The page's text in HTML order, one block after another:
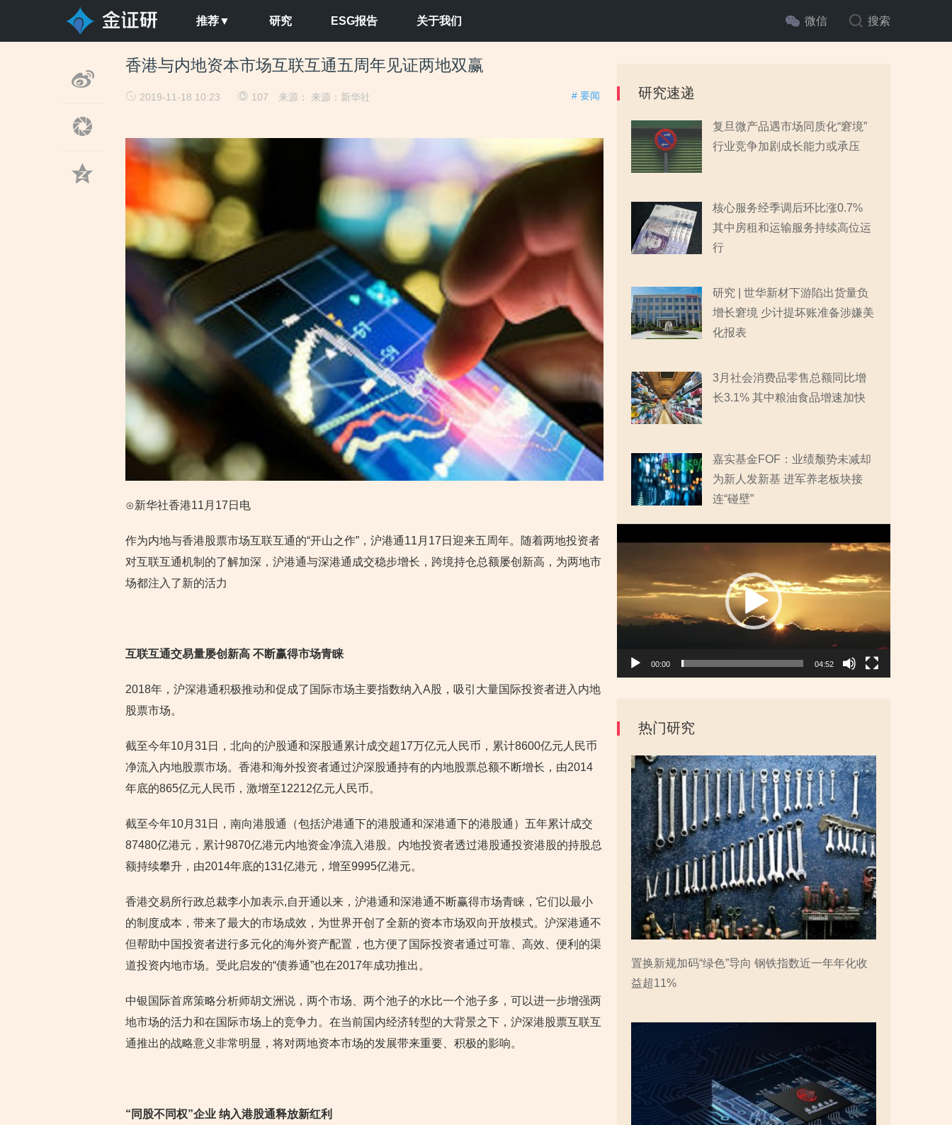
推荐▼ 研究 ESG报告 关于我们 微信 搜索
香港与内地资本市场互联互通五周年见证两地双赢
# 要闻
2019-11-18 10:23 107 来源： 来源：新华社
⊙新华社香港11月17日电
作为内地与香港股票市场互联互通的“开山之作”，沪港通11月17日迎来五周年。随着两地投资者
对互联互通机制的了解加深，沪港通与深港通成交稳步增长，跨境持仓总额屡创新高，为两地市
场都注入了新的活力
互联互通交易量屡创新高 不断赢得市场青睐
2018年，沪深港通积极推动和促成了国际市场主要指数纳入A股，吸引大量国际投资者进入内地
股票市场。
截至今年10月31日，北向的沪股通和深股通累计成交超17万亿元人民币，累计8600亿元人民币
净流入内地股票市场。香港和海外投资者通过沪深股通持有的内地股票总额不断增长，由2014
年底的865亿元人民币，激增至12212亿元人民币。
截至今年10月31日，南向港股通（包括沪港通下的港股通和深港通下的港股通）五年累计成交
87480亿港元，累计9870亿港元内地资金净流入港股。内地投资者透过港股通投资港股的持股总
额持续攀升，由2014年底的131亿港元，增至9995亿港元。
香港交易所行政总裁李小加表示,自开通以来，沪港通和深港通不断赢得市场青睐，它们以最小
的制度成本，带来了最大的市场成效，为世界开创了全新的资本市场双向开放模式。沪深港通不
但帮助中国投资者进行多元化的海外资产配置，也方便了国际投资者通过可靠、高效、便利的渠
道投资内地市场。受此启发的“债券通”也在2017年成功推出。
中银国际首席策略分析师胡文洲说，两个市场、两个池子的水比一个池子多，可以进一步增强两
地市场的活力和在国际市场上的竞争力。在当前国内经济转型的大背景之下，沪深港股票互联互
通推出的战略意义非常明显，将对两地资本市场的发展带来重要、积极的影响。
“同股不同权”企业 纳入港股通释放新红利
研究速递
复旦微产品遇市场同质化“窘境”
行业竞争加剧成长能力或承压
核心服务经季调后环比涨0.7%
其中房租和运输服务持续高位运
行
研究 | 世华新材下游陷出货量负
增长窘境 少计提坏账准备涉嫌美
化报表
3月社会消费品零售总额同比增
长3.1% 其中粮油食品增速加快
嘉实基金FOF：业绩颓势未减却
为新人发新基 进军养老板块接
连“碰壁”
频
放
器
00:00 04:52
热门研究
置换新规加码“绿色”导向 钢铁指数近一年年化收
益超11%